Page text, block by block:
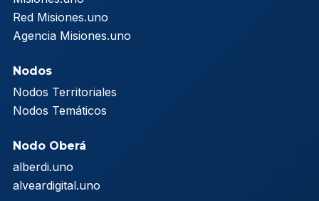
Red Misiones.uno
Agencia Misiones.uno
Nodos
Nodos Territoriales
Nodos Temáticos
Nodo Oberá
alberdi.uno
alveardigital.uno